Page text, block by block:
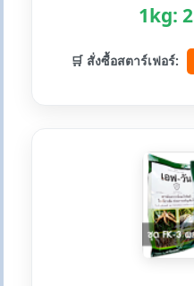
1kg:
🛒 สั่งซื้อสตาร์เฟอร์: